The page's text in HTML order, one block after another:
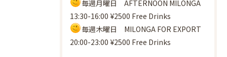
毎週月曜日 AFTERNOON MILONGA
13:30-16:00 ¥2500 Free Drinks
毎週木曜日 MILONGA FOR EXPORT
20:00-23:00 ¥2500 Free Drinks